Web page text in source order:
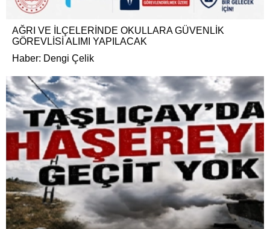
AĞRI VE İLÇELERİNDE OKULLARA GÜVENLİK
GÖREVLİSİ ALIMI YAPILACAK
Haber: Dengi Çelik